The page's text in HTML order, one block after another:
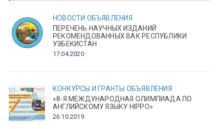
НОВОСТИ ОБЪЯВЛЕНИЯ
ПЕРЕЧЕНЬ НАУЧНЫХ ИЗДАНИЙ
РЕКОМЕНДОВАННЫХ ВАК РЕСПУБЛИКИ
УЗБЕКИСТАН
17.04.2020
КОНКУРСЫ И ГРАНТЫ ОБЪЯВЛЕНИЯ
«8-Я МЕЖДУНАРОДНАЯ ОЛИМПИАДА ПО
АНГЛИЙСКОМУ ЯЗЫКУ HIPPO»
26.10.2019